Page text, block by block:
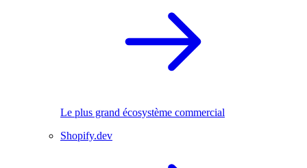
Le plus grand écosystème commercial
Shopify.dev